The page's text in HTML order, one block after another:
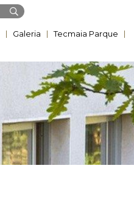
Galeria Tecmaia Parque